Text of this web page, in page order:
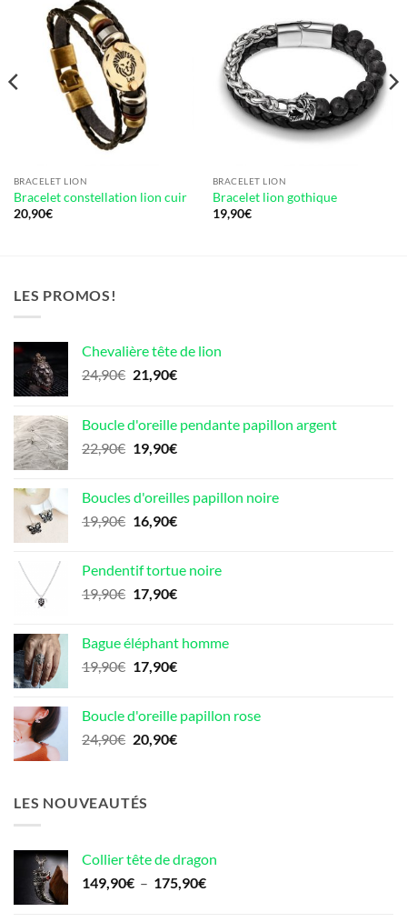
BRACELET LION
Bracelet constellation lion cuir
20,90€
BRACELET LION
Bracelet lion gothique
19,90€
LES PROMOS!
Chevalière tête de lion
24,90€ Le
était :
24,90€.
21,90€Le
est :
21,90€.
Boucle d'oreille pendante papillon argent
22,90€ Le
était :
22,90€.
19,90€Le
est :
19,90€.
Boucles d'oreilles papillon noire
19,90€ Le
était :
19,90€.
16,90€Le
est :
16,90€.
Pendentif tortue noire
19,90€ Le
était :
19,90€.
17,90€Le
est :
17,90€.
Bague éléphant homme
19,90€ Le
était :
19,90€.
17,90€Le
est :
17,90€.
Boucle d'oreille papillon rose
24,90€ Le
était :
24,90€.
20,90€Le
LES NOUVEAUTÉS
Collier tête de dragon
149,90€ – 175,90€Plage